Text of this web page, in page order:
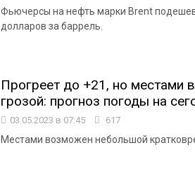
Фьючерсы на нефть марки Brent
долларов за баррель.
Прогреет до +21, но местами
грозой: прогноз погоды на
03.05.2023 в 07:45 617
Местами возможен небольшой